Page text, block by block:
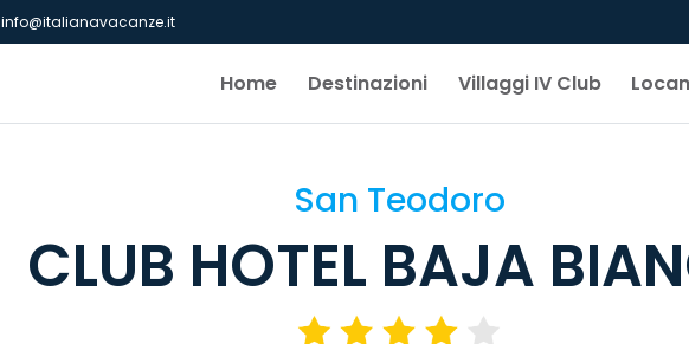
info@italianavacanze.it
Home Destinazioni Villaggi IV Club
San Teodoro
CLUB HOTEL BAJA